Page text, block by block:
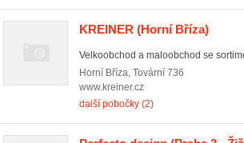
KREINER (Horní Bříza)
Velkoobchod a maloobchod se
Horní Bříza, Tovární 736
www.kreiner.cz
další pobočky (2)